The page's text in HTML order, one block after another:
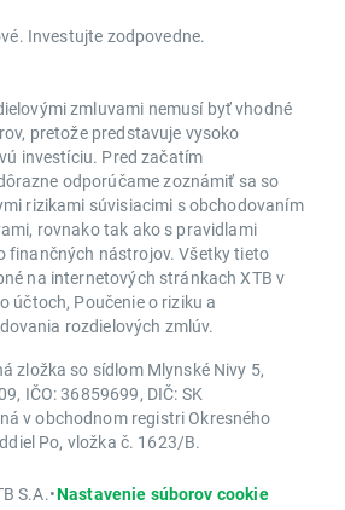
Investujte zodpovedne.
zmluvami nemusí byť vhodné
pretože predstavuje vysoko
investíciu. Pred začatím
odporúčame zoznámiť sa so
rizikami súvisiacimi s obchodovaním
rovnako tak ako s pravidlami
finančných nástrojov. Všetky tieto
na internetových stránkach XTB v
účtoch, Poučenie o riziku a
rozdielových zmlúv.
zložka so sídlom Mlynské Nivy 5,
IČO: 36859699, DIČ: SK
v obchodnom registri Okresného
Po, vložka č. 1623/B.
S.A.•Nastavenie súborov cookie